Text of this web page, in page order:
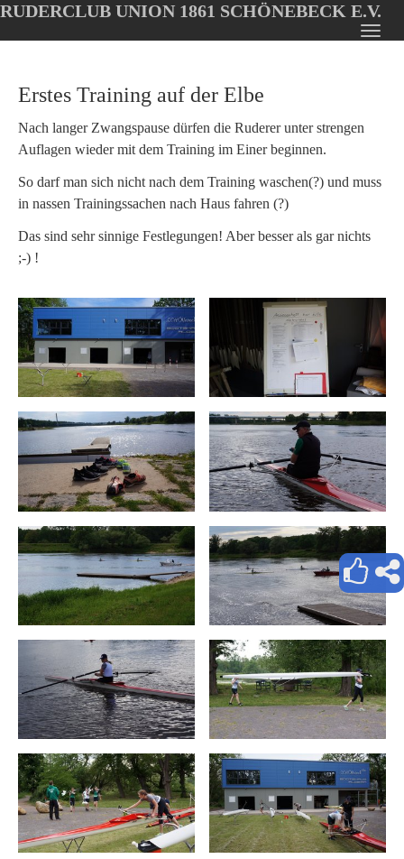
Oops, an error occurred! Code: 20260808024228bad0d2b5
main
RUDERCLUB UNION 1861 SCHÖNEBECK E.V.
Erstes Training auf der Elbe
Nach langer Zwangspause dürfen die Ruderer unter strengen
Auflagen wieder mit dem Training im Einer beginnen.
So darf man sich nicht nach dem Training waschen(?) und muss
in nassen Trainingssachen nach Haus fahren (?)
Das sind sehr sinnige Festlegungen! Aber besser als gar nichts
;-) !